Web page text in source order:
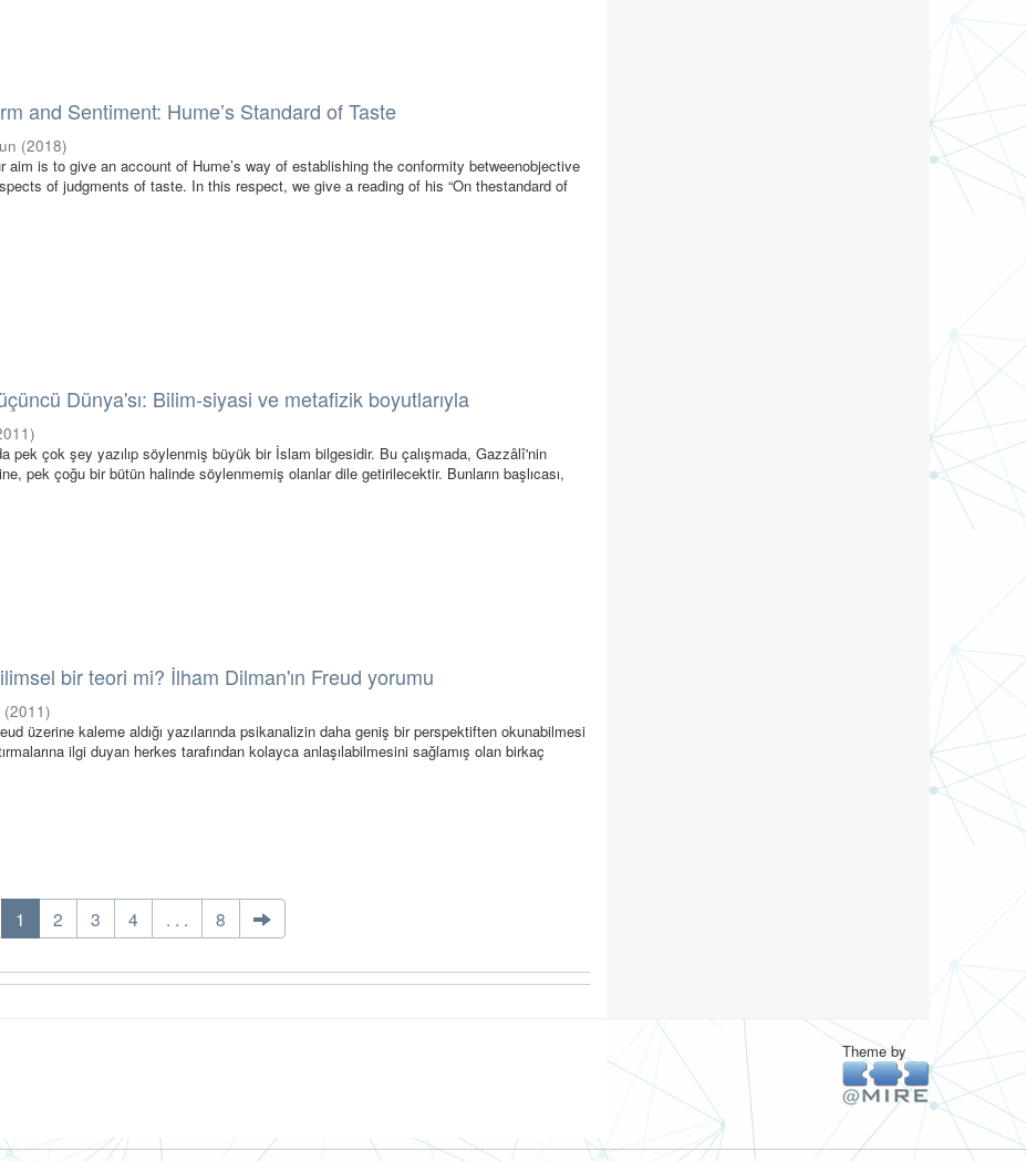
and Sentiment: Hume’s Standard of Taste
(2018)
aim is to give an account of Hume’s way of establishing the conformity betweenobjective
of judgments of taste. In this respect, we give a reading of his “On thestandard of
Dünya'sı: Bilim-siyasi ve metafizik boyutlarıyla
)
pek çok şey yazılıp söylenmiş büyük bir İslam bilgesidir. Bu çalışmada, Gazzâlî'nin
pek çoğu bir bütün halinde söylenmemiş olanlar dile getirilecektir. Bunların başlıcası,
bir teori mi? İlham Dilman'ın Freud yorumu
(2011)
üzerine kaleme aldığı yazılarında psikanalizin daha geniş bir perspektiften okunabilmesi
ilgi duyan herkes tarafından kolayca anlaşılabilmesini sağlamış olan birkaç
1 2 3 4 . . . 8
Theme by